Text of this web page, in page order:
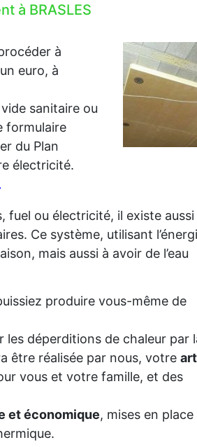
à BRASLES
à
euro, à
sanitaire ou
formulaire
du Plan
électricité.
fuel ou électricité, il existe aussi
Ce système, utilisant
mais aussi à avoir de l’eau
produire vous-même de
les déperditions de chaleur par
être réalisée par nous, votre
vous et votre famille, et des
et économique, mises en